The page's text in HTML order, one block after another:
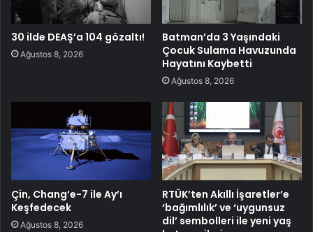
30 ilde DEAŞ’a 104 gözaltı!
Ağustos 8, 2026
Batman’da 3 Yaşındaki
Çocuk Sulama Havuzunda
Hayatını Kaybetti
Ağustos 8, 2026
Çin, Chang’e-7 ile Ay’ı
Keşfedecek
Ağustos 8, 2026
RTÜK’ten Akıllı İşaretler’e
‘bağımlılık’ ve ‘uygunsuz
dil’ sembolleri ile yeni yaş